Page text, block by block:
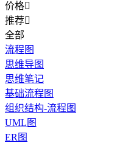
价格
推荐
全部
流程图
思维导图
思维笔记
基础流程图
组织结构-流程图
UML图
ER图